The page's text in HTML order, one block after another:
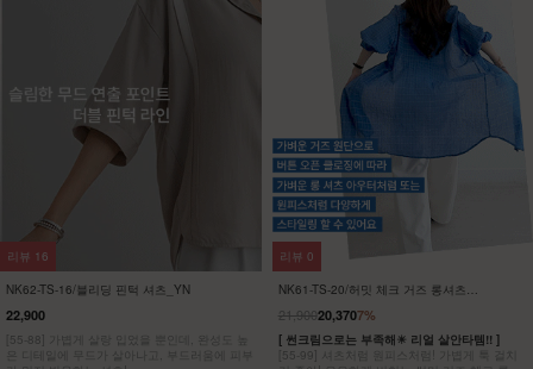
NK42-T-28/라일 브이넥 캡소매니트
26,900
차르르~ 브이넥 캡소매 니트
리뷰 11
NK62-TS-18/레이티 양브이 반팔 니트
7%
18,90017,580
여리함 끝판왕 여성스러움과 세련미를 동시에
잡은 양브이 골지 니트
리뷰 0